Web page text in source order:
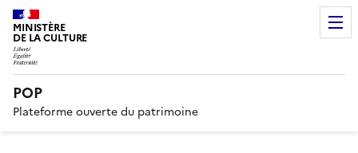
MINISTÈRE
DE LA CULTURE
POP
Plateforme ouverte du patrimoine